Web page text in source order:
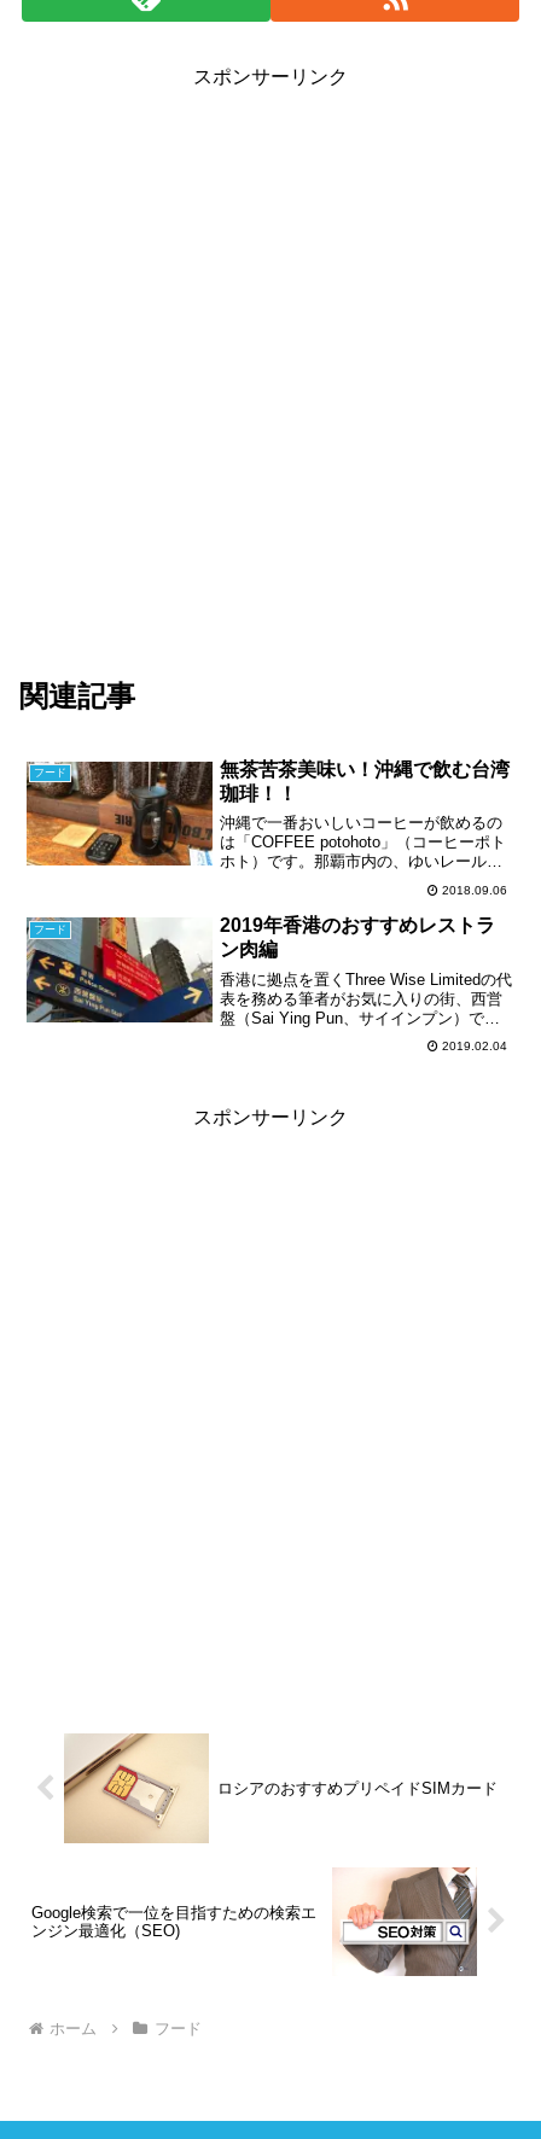
スポンサーリンク
関連記事
フード
無茶苦茶美味い！沖縄で飲む台湾
珈琲！！
沖縄で一番おいしいコーヒーが飲めるの
は「COFFEE potohoto」（コーヒーポト
ホト）です。那覇市内の、ゆいレール安
里駅からすぐ。栄町市場内にあります。
台湾の「鄒築園」（珈琲王子）と「卓武
山農場」のコーヒー豆を購入することが
できます。
2018.09.06
フード
2019年香港のおすすめレストラ
ン肉編
香港に拠点を置くThree Wise Limitedの代
表を務める筆者がお気に入りの街、西営
盤（Sai Ying Pun、サイインプン）で美
味しい肉を食べられるレストランを紹介
2019.02.04
スポンサーリンク
ロシアのおすすめプリペイドSIMカード
Google検索で一位を目指すための検索エ
ンジン最適化（SEO)
ホーム フード